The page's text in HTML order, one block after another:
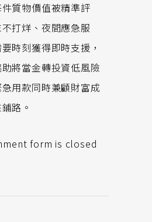
質物價值被精準評
打烊、夜間應急服
時刻獲得即時支援，
將當金轉投資低風險
用款同時兼顧財富成
路。
form is closed